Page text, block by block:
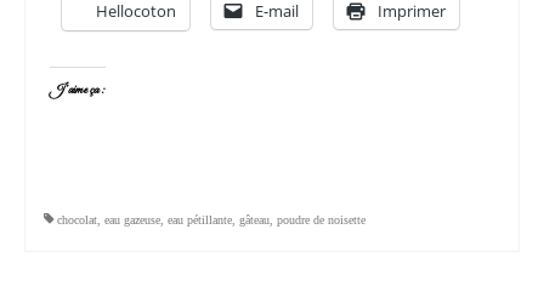
Hellocoton E-mail Imprimer
J’aime ça :
chocolat eau gazeuse eau pétillante gâteau poudre de noisette